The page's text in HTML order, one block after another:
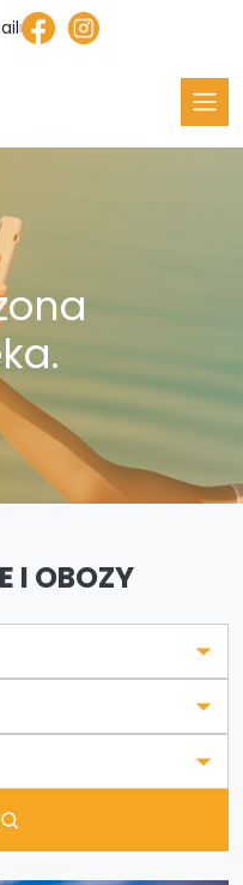
I OBOZY